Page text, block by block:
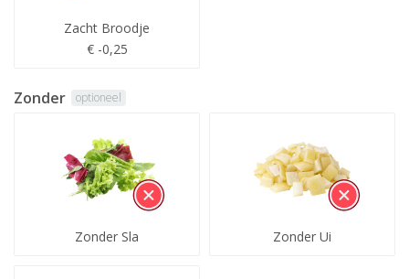
Zacht Broodje
€ -0,25
Zonder optioneel
Zonder Sla Zonder Ui